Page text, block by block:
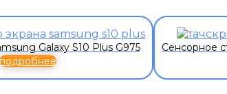
Galaxy S10 Plus G975
подробнее
Сенсорное